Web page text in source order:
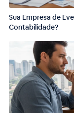
Sua Empresa de
Contabilidade?